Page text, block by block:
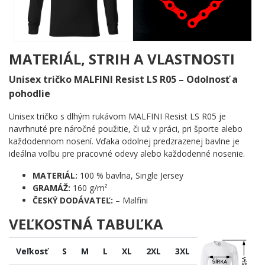
a pritom nehovorí nič iné než jednu prostú pravdu: tento človek
miluje motocykle celou svojou dušou. Žiadny zbytočný text,
žiadne vysvetľovanie. Motív hovorí sám za seba – hlasno a
jasne, rovnako ako ten stroj na obrázku.
Komu urobí radosť?
🔥 Každému vášnivému motorkárovi, pre ktorého je jazda
na chopperi viac ako koníček
💪 Partnerom a kamarátom motorkárov, ktorí hľadajú
výstižný a vtipný spôsob, ako vyjadriť pochopenie pre túto
vášeň
🖤 Fanúšikom klasického amerického štýlu a ťažkých
strojov s dušou
🌟 Každému, kto chce nosiť kúsok svojej identity a dať
svetu jasne najavo, čo mu bije v hrudi
srdce motorkára nezastavíš – len natankuješ. ✨
MATERIÁL, STRIH A VLASTNOSTI
Unisex tričko MALFINI Resist LS R05 – Odolnosť a
pohodlie
Unisex tričko s dlhým rukávom MALFINI Resist LS R05 je
navrhnuté pre náročné použitie, či už v práci, pri športe alebo
každodennom nosení. Vďaka odolnej predzrazenej bavlne je
ideálna voľbu pre pracovné odevy alebo každodenné nosenie.
MATERIÁL: 100 % bavlna, Single Jersey
GRAMÁŽ: 160 g/m²
ČESKÝ DODÁVATEĽ: – Malfini
VEĽKOSTNÁ TABUĽKA
Veľkosť S M L XL 2XL 3XL